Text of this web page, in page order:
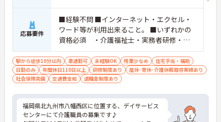
応募要件
■経験不問 ■インターネット・エクセル・
ワード等が利用出来ること。 ■いずれかの
資格必須 ・介護福祉士・実務者研修・介
護職員初任者研修 ■普通自動車運転免許
必須（ＡＴ限定可）
駅から徒歩10分以内 車通勤可 未経験OK 残業少なめ
住宅手当・補助
日勤のみ
年間休日110日以上 研修制度あり
産休･育休･介護休暇取得実績あり
社会保険完備
交通費支給 退職金制度あり
福岡県北九州市八幡西区に位置する、デイサービス
センターにて介護職員の募集です♪